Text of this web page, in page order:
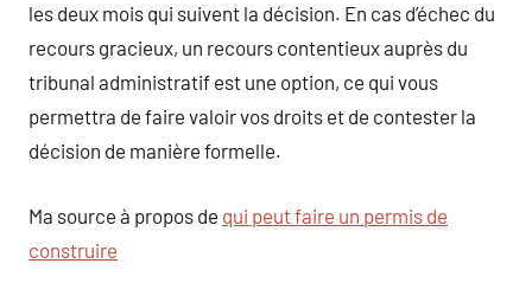
les deux mois qui suivent la décision. En cas d’échec du
recours gracieux, un recours contentieux auprès du
tribunal administratif est une option, ce qui vous
permettra de faire valoir vos droits et de contester la
décision de manière formelle.
Ma source à propos de qui peut faire un permis de
construire